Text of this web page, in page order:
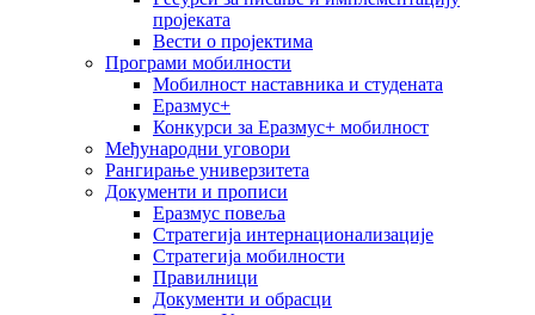
пројеката
Вести о пројектима
Програми мобилности
Мобилност наставника и студената
Еразмус+
Конкурси за Еразмус+ мобилност
Међународни уговори
Рангирање универзитета
Документи и прописи
Еразмус повеља
Стратегија интернационализације
Стратегија мобилности
Правилници
Документи и обрасци